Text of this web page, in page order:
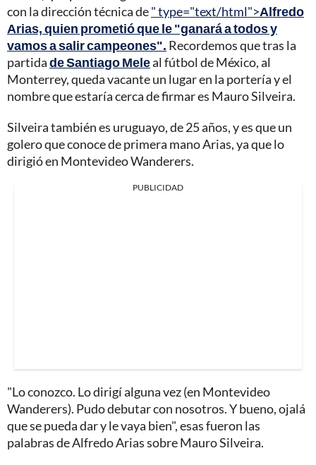
con la dirección técnica de" type="text/html">Alfredo
Arias, quien prometió que le "ganará a todos y
vamos a salir campeones". Recordemos que tras la
partidade Santiago Meleal fútbol de México, al
Monterrey, queda vacante un lugar en la portería y el
nombre que estaría cerca de firmar es Mauro Silveira.
Silveira también es uruguayo, de 25 años, y es que un
golero que conoce de primera mano Arias, ya que lo
dirigió en Montevideo Wanderers.
PUBLICIDAD
"Lo conozco. Lo dirigí alguna vez (en Montevideo
Wanderers). Pudo debutar con nosotros. Y bueno, ojalá
que se pueda dar y le vaya bien", esas fueron las
palabras de Alfredo Arias sobre Mauro Silveira.